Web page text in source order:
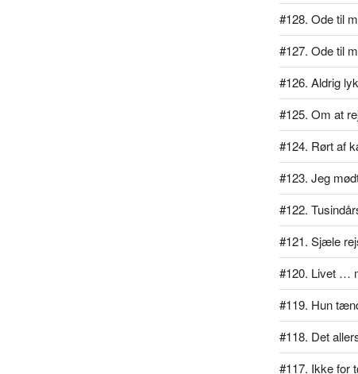
#128. Ode til
#127. Ode til
#126. Aldrig
#125. Om at
#124. Rørt af
#123. Jeg
#122.
#121. Sjæle
#120. Livet …
#119. Hun
#118. Det
#117. Ikke for